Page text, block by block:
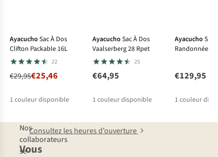
Ayacucho Sac À Dos
Clifton Packable 16L
22
€29,95€25,46
1 couleur disponible
Ayacucho Sac À Dos
Vaalserberg 28 Rpet
25
€64,95
1 couleur disponible
Ayacucho Sac
Randonnée
€129,95
1 couleur
Vous
Nos
collaborateurs
se
Consultez les heures d’ouverture